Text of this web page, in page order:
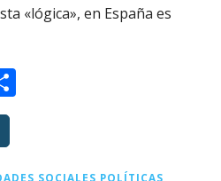
«lógica», en España es
p SOCIALES,POLÍTICAS